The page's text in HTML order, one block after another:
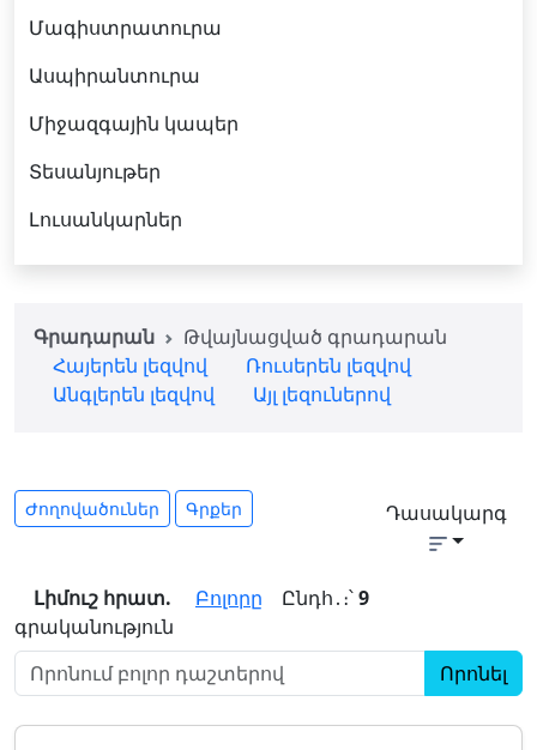
Մագիստրատուրա
Ասպիրանտուրա
Միջազգային կապեր
Տեսանյութեր
Լուսանկարներ
Գրադարան
Թվայնացված գրադարան
Հայերեն լեզվով
Ռուսերեն լեզվով
Անգլերեն լեզվով
Այլ լեզուներով
Ժողովածուներ Գրքեր Դասակարգ
Լիմուշ հրատ. Բոլորը Ընդհ․։՝9
գրականություն